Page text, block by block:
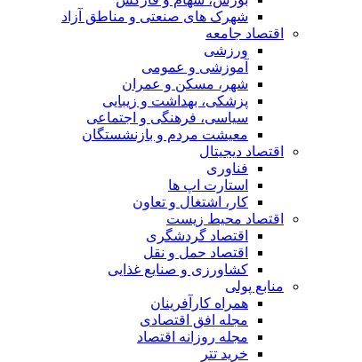
شهرک های صنعتی و مناطق آزاد
اقتصاد جامعه
ورزشی
آموزشی و عمومی
شهر، مسکن و عمران
پزشکی، بهداشت و زیبایی
سیاسی، فرهنگی و اجتماعی
معیشت مردم و بازنشستگان
اقتصاد دیجیتال
فناوری
استارت اپ ها
کار، اشتغال و تعاون
اقتصاد محیط زیست
اقتصاد گردشگری
اقتصاد حمل و نقل
کشاورزی و صنایع غذایی
منابع پولی
همراه کارآفرینان
مجله افق اقتصادی
مجله روزانه اقتصاد
خرید تتر